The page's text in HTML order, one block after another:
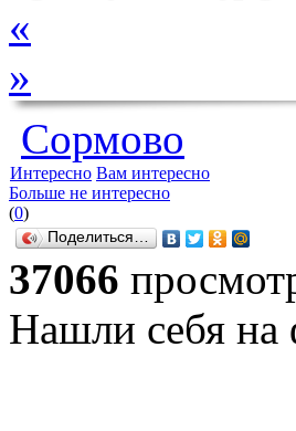
«
»
Сормово
Интересно Вам интересно
Больше не интересно
(0)
Поделиться…
37066
Нашли себя на